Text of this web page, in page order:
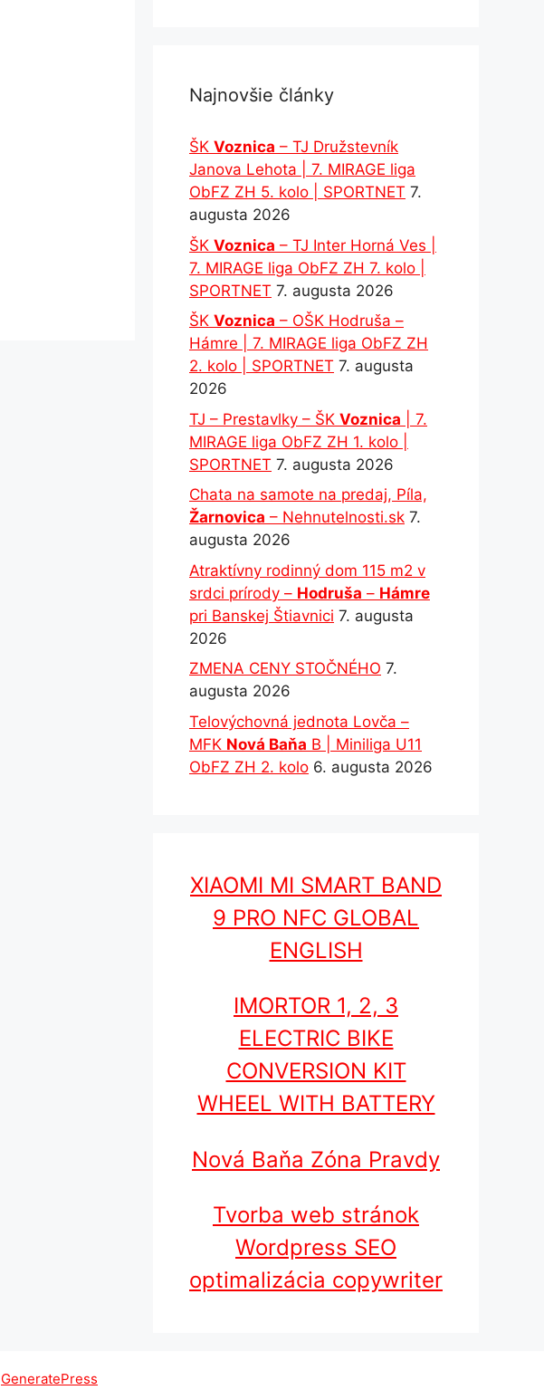
Najnovšie články
ŠK Voznica – TJ Družstevník
Janova Lehota | 7. MIRAGE liga
ObFZ ZH 5. kolo | SPORTNET 7.
augusta 2026
ŠK Voznica – TJ Inter Horná Ves |
7. MIRAGE liga ObFZ ZH 7. kolo |
SPORTNET 7. augusta 2026
ŠK Voznica – OŠK Hodruša –
Hámre | 7. MIRAGE liga ObFZ ZH
2. kolo | SPORTNET 7. augusta
2026
TJ – Prestavlky – ŠK Voznica | 7.
MIRAGE liga ObFZ ZH 1. kolo |
SPORTNET 7. augusta 2026
Chata na samote na predaj, Píla,
Žarnovica – Nehnutelnosti.sk 7.
augusta 2026
Atraktívny rodinný dom 115 m2 v
srdci prírody – Hodruša – Hámre
pri Banskej Štiavnici 7. augusta
2026
ZMENA CENY STOČNÉHO 7.
augusta 2026
Telovýchovná jednota Lovča –
MFK Nová Baňa B | Miniliga U11
ObFZ ZH 2. kolo 6. augusta 2026
XIAOMI MI SMART BAND
9 PRO NFC GLOBAL
ENGLISH
IMORTOR 1, 2, 3
ELECTRIC BIKE
CONVERSION KIT
WHEEL WITH BATTERY
Nová Baňa Zóna Pravdy
Tvorba web stránok
Wordpress SEO
optimalizácia copywriter
GeneratePress